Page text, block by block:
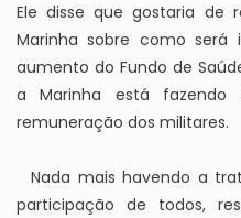
Ele disse que gostaria de
Marinha sobre como será
aumento do Fundo de
a Marinha está
remuneração dos militares.
Nada mais havendo a
participação de todos,